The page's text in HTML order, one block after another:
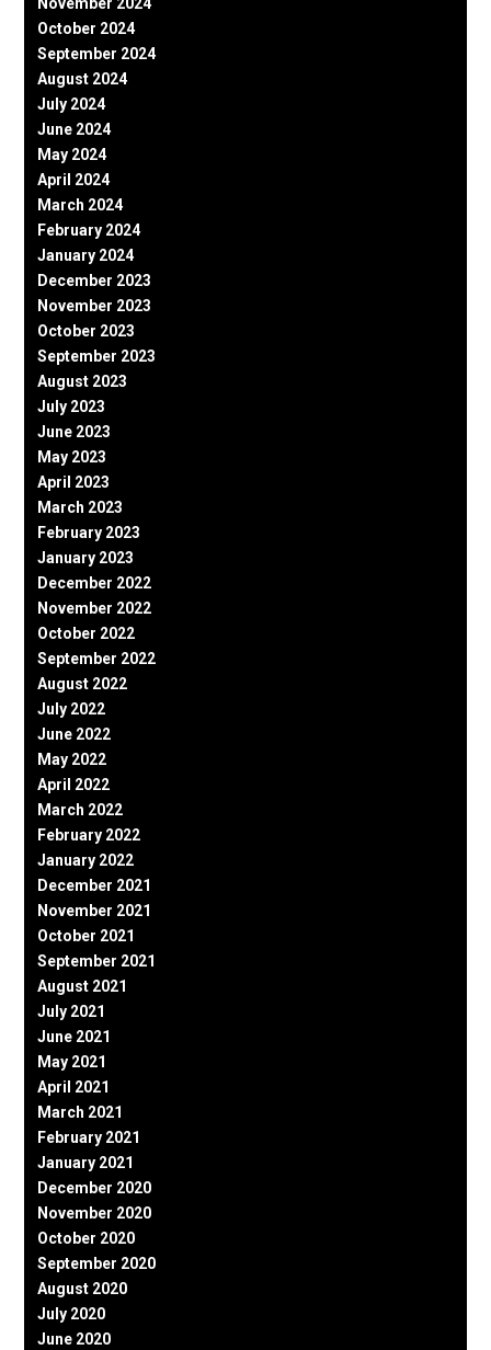
November 2024
October 2024
September 2024
August 2024
July 2024
June 2024
May 2024
April 2024
March 2024
February 2024
January 2024
December 2023
November 2023
October 2023
September 2023
August 2023
July 2023
June 2023
May 2023
April 2023
March 2023
February 2023
January 2023
December 2022
November 2022
October 2022
September 2022
August 2022
July 2022
June 2022
May 2022
April 2022
March 2022
February 2022
January 2022
December 2021
November 2021
October 2021
September 2021
August 2021
July 2021
June 2021
May 2021
April 2021
March 2021
February 2021
January 2021
December 2020
November 2020
October 2020
September 2020
August 2020
July 2020
June 2020